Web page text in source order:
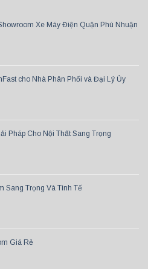
Xe Máy Điện Quận Phú Nhuận
cho Nhà Phân Phối và Đại Lý Ủy
Pháp Cho Nội Thất Sang Trọng
Sang Trọng Và Tinh Tế
Giá Rẻ